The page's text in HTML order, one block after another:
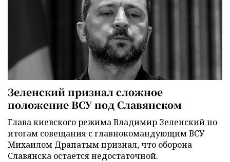
Зеленский признал сложное
положение ВСУ под Славянском
Глава киевского режима Владимир Зеленский по
итогам совещания с главнокомандующим ВСУ
Михаилом Драпатым признал, что оборона
Славянска остается недостаточной.